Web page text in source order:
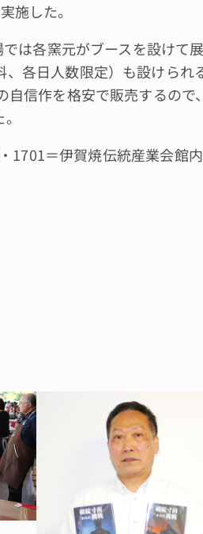
施した。
は各窯元がブースを設けて
各日人数限定）も設けられ
信作を格安で販売するので
1701＝伊賀焼伝統産業会館